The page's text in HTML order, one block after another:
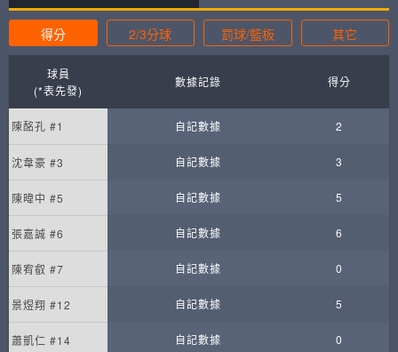
得分 2/3分球 罰球/籃板 其它
球員
(*表先發)
數據記錄 得分
陳酩孔 #1 自記數據 2
沈韋豪 #3 自記數據 3
陳暐中 #5 自記數據 5
張嘉誠 #6 自記數據 6
陳宥叡 #7 自記數據 0
景煜翔 #12 自記數據 5
蕭凱仁 #14 自記數據 0